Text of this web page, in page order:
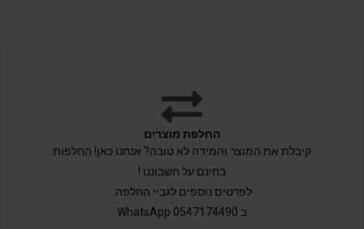
החלפת מוצרים
קיבלת את המוצר והמידה לא טובה? אנחנו כאן! החלפות
בחינם על חשבוננו !
לפרטים נוספים לגביי החלפה:
ב 0547174490 WhatsApp